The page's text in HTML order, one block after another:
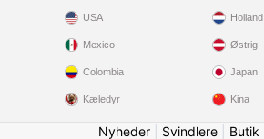
USA
Mexico
Colombia
Kæledyr
Holland
Østrig
Japan
Kina
Nyheder| Svindlere| Butik